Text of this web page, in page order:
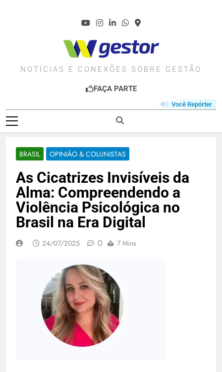
WGESTOR.COM.BR
NOTÍCIAS E CONEXÕES SOBRE GESTÃO
FAÇA PARTE
Você Repórter
BRASIL OPINIÃO & COLUNISTAS
As Cicatrizes Invisíveis da
Alma: Compreendendo a
Violência Psicológica no
Brasil na Era Digital
24/07/2025 0 7 Mins